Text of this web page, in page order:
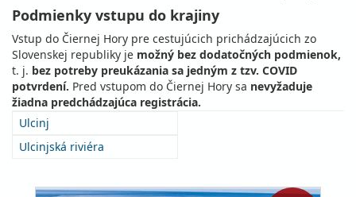
Podmienky vstupu do krajiny
Vstup do Čiernej Hory pre cestujúcich prichádzajúcich zo
Slovenskej republiky je možný bez dodatočných podmienok,
t. j. bez potreby preukázania sa jedným z tzv. COVID
potvrdení. Pred vstupom do Čiernej Hory sa nevyžaduje
žiadna predchádzajúca registrácia.
Ulcinj
Ulcinjská riviéra